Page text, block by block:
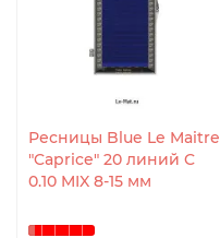
Ресницы Blue Le Maitre
"Caprice" 20 линий C
0.10 MIX 8-15 мм